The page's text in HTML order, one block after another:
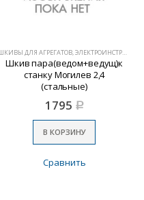
ШКИВЫ ДЛЯ АГРЕГАТОВ, ЭЛЕКТРОИНСТРУМЕНТА
Шкив пара(ведом+ведущ)к
станку Могилев 2,4
(стальные)
1795 Р
В КОРЗИНУ
Сравнить